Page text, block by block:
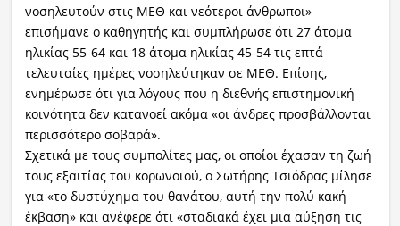
νοσηλευτούν στις ΜΕΘ και νεότεροι άνθρωποι»
επισήμανε ο καθηγητής και συμπλήρωσε ότι 27 άτομα
ηλικίας 55-64 και 18 άτομα ηλικίας 45-54 τις επτά
τελευταίες ημέρες νοσηλεύτηκαν σε ΜΕΘ. Επίσης,
ενημέρωσε ότι για λόγους που η διεθνής επιστημονική
κοινότητα δεν κατανοεί ακόμα «οι άνδρες προσβάλλονται
περισσότερο σοβαρά».
Σχετικά με τους συμπολίτες μας, οι οποίοι έχασαν τη ζωή
τους εξαιτίας του κορωνοϊού, ο Σωτήρης Τσιόδρας μίλησε
για «το δυστύχημα του θανάτου, αυτή την πολύ κακή
έκβαση» και ανέφερε ότι «σταδιακά έχει μια αύξηση τις